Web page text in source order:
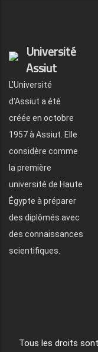
Université
Assiut
L'Université
d'Assiut a été
créée en octobre
1957 à Assiut. Elle
considère comme
la première
université de Haute
Égypte à préparer
des diplômés avec
des connaissances
scientifiques.
Tous les droits